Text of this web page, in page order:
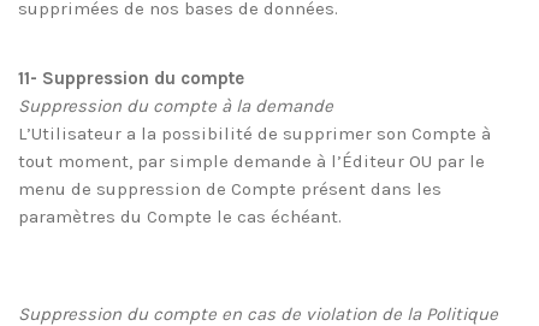
supprimées de nos bases de données.
11- Suppression du compte
Suppression du compte à la demande
L’Utilisateur a la possibilité de supprimer son Compte à
tout moment, par simple demande à l’Éditeur OU par le
menu de suppression de Compte présent dans les
paramètres du Compte le cas échéant.
Suppression du compte en cas de violation de la Politique